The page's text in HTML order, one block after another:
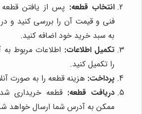
انتخاب قطعه: پس از یافتن
فنی و قیمت آن را بررسی کنید و
به سبد خرید خود اضافه کنید.
تکمیل اطلاعات: اطلاعات مربوط
را تکمیل کنید.
پرداخت: هزینه قطعه را به صورت
دریافت قطعه: قطعه خریداری
ممکن به آدرس شما ارسال خواهد